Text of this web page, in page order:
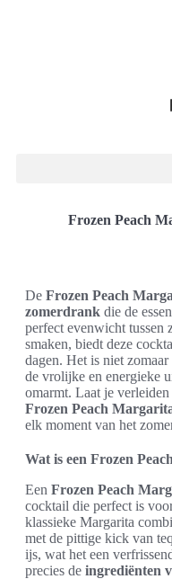
Frozen Peach
De Frozen Peach
zomerdrank die de
perfect evenwicht tussen
smaken, biedt deze
dagen. Het is niet
de vrolijke en energieke
omarmt. Laat je
Frozen Peach
elk moment van het
Wat is een Frozen
Een Frozen Peach
cocktail die perfect is
klassieke Margarita
met de pittige kick van
ijs, wat het een
precies de ingrediënten